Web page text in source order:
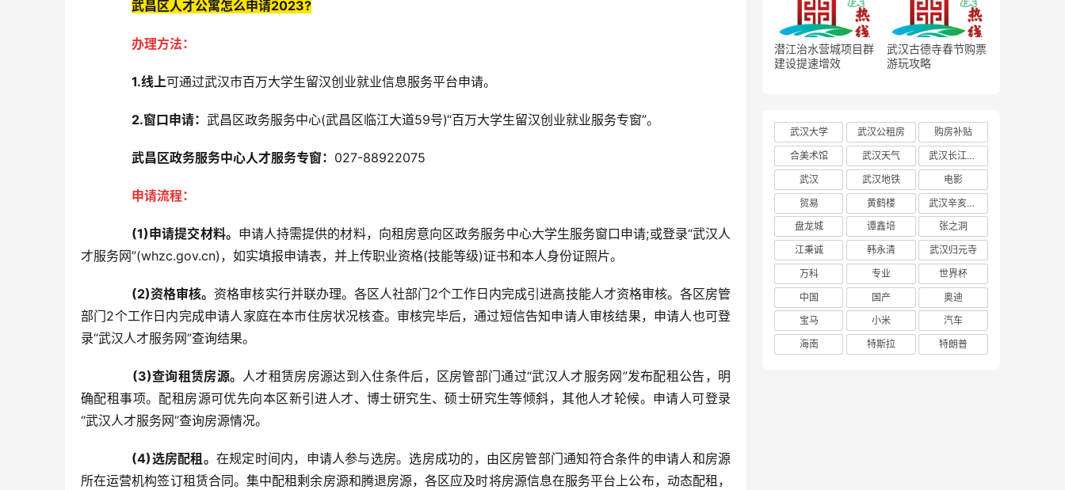
武昌区人才公寓怎么申请2023?
办理方法：
1.线上可通过武汉市百万大学生留汉创业就业信息服务平台申请。
2.窗口申请： 武昌区政务服务中心(武昌区临江大道59号)“百万大学生留汉创业就业服务专窗”。
武昌区政务服务中心人才服务专窗： 027-88922075
申请流程：
(1)申请提交材料。 申请人持需提供的材料，向租房意向区政务服务中心大学生服务窗口申请;或登录“武汉人
才服务网”(whzc.gov.cn)，如实填报申请表，并上传职业资格(技能等级)证书和本人身份证照片。
(2)资格审核。 资格审核实行并联办理。各区人社部门2个工作日内完成引进高技能人才资格审核。各区房管
部门2个工作日内完成申请人家庭在本市住房状况核查。审核完毕后，通过短信告知申请人审核结果，申请人也可登
录“武汉人才服务网”查询结果。
(3)查询租赁房源。 人才租赁房房源达到入住条件后，区房管部门通过“武汉人才服务网”发布配租公告，明
确配租事项。配租房源可优先向本区新引进人才、博士研究生、硕士研究生等倾斜，其他人才轮候。申请人可登录
“武汉人才服务网”查询房源情况。
(4)选房配租。 在规定时间内，申请人参与选房。选房成功的，由区房管部门通知符合条件的申请人和房源
所在运营机构签订租赁合同。集中配租剩余房源和腾退房源，各区应及时将房源信息在服务平台上公布，动态配租，
潜江治水营城项目群
建设提速增效
武汉古德寺春节购票
游玩攻略
武汉大学 武汉公租房
购房补贴
合美术馆
武汉天气
武汉长江大桥
武汉
武汉地铁
电影
贸易
黄鹤楼
武汉辛亥革命博物馆
盘龙城
谭鑫培
张之洞
江秉诚
韩永清
武汉归元寺
万科
专业
世界杯
中国
国产
奥迪
宝马
小米
汽车
海南
特斯拉 特朗普